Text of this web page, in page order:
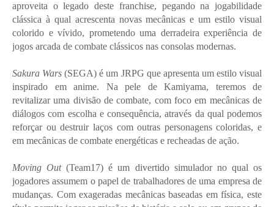
aproveita o legado deste franchise, pegando na jogabilidade
clássica à qual acrescenta novas mecânicas e um estilo visual
colorido e vívido, prometendo uma derradeira experiência de
jogos arcada de combate clássicos nas consolas modernas.
Sakura Wars (SEGA) é um JRPG que apresenta um estilo visual
inspirado em anime. Na pele de Kamiyama, teremos de
revitalizar uma divisão de combate, com foco em mecânicas de
diálogos com escolha e consequência, através da qual podemos
reforçar ou destruir laços com outras personagens coloridas, e
em mecânicas de combate energéticas e recheadas de ação.
Moving Out(Team17) é um divertido simulador no qual os
jogadores assumem o papel de trabalhadores de uma empresa de
mudanças. Com exageradas mecânicas baseadas em física, este